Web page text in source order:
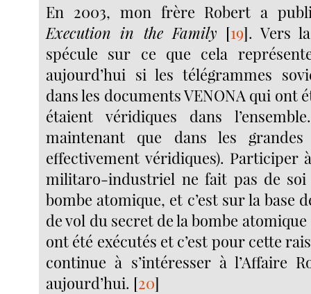
En 2003, mon frère Robert a
Execution in the Family [19]. Vers
spécule sur ce que cela
aujourd’hui si les télégrammes
dans les documents VENONA qui ont
étaient véridiques dans
maintenant que dans les
effectivement véridiques). Participer
militaro-industriel ne fait pas de
bombe atomique, et c’est sur la base
de vol du secret de la bombe
ont été exécutés et c’est pour cette
continue à s’intéresser à l’Affaire
aujourd’hui. [20]